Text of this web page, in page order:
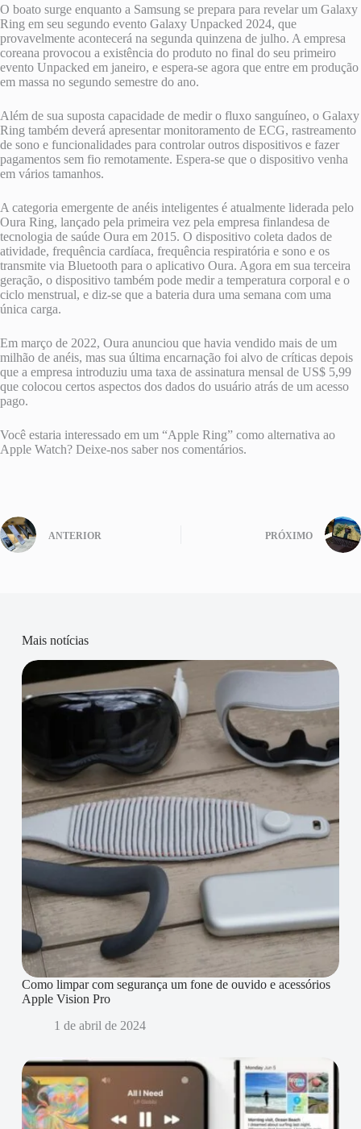
O boato surge enquanto a Samsung se prepara para revelar um Galaxy
Ring em seu segundo evento Galaxy Unpacked 2024, que
provavelmente acontecerá na segunda quinzena de julho. A empresa
coreana provocou a existência do produto no final do seu primeiro
evento Unpacked em janeiro, e espera-se agora que entre em produção
em massa no segundo semestre do ano.
Além de sua suposta capacidade de medir o fluxo sanguíneo, o Galaxy
Ring também deverá apresentar monitoramento de ECG, rastreamento
de sono e funcionalidades para controlar outros dispositivos e fazer
pagamentos sem fio remotamente. Espera-se que o dispositivo venha
em vários tamanhos.
A categoria emergente de anéis inteligentes é atualmente liderada pelo
Oura Ring, lançado pela primeira vez pela empresa finlandesa de
tecnologia de saúde Oura em 2015. O dispositivo coleta dados de
atividade, frequência cardíaca, frequência respiratória e sono e os
transmite via Bluetooth para o aplicativo Oura. Agora em sua terceira
geração, o dispositivo também pode medir a temperatura corporal e o
ciclo menstrual, e diz-se que a bateria dura uma semana com uma
única carga.
Em março de 2022, Oura anunciou que havia vendido mais de um
milhão de anéis, mas sua última encarnação foi alvo de críticas depois
que a empresa introduziu uma taxa de assinatura mensal de US$ 5,99
que colocou certos aspectos dos dados do usuário atrás de um acesso
pago.
Você estaria interessado em um “Apple Ring” como alternativa ao
Apple Watch? Deixe-nos saber nos comentários.
ANTERIOR PRÓXIMO
Mais notícias
Como limpar com segurança um fone de ouvido e acessórios
Apple Vision Pro
1 de abril de 2024